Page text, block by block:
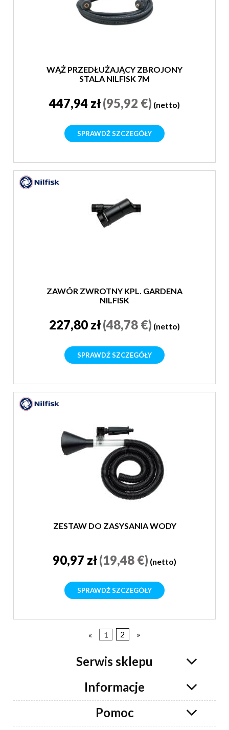
WĄŻ PRZEDŁUŻAJĄCY ZBROJONY
STALĄ NILFISK 7M
447,94 zł(95,92 €) (netto)
SPRAWDŹ SZCZEGÓŁY
ZAWÓR ZWROTNY KPL. GARDENA
NILFISK
227,80 zł(48,78 €) (netto)
SPRAWDŹ SZCZEGÓŁY
ZESTAW DO ZASYSANIA WODY
90,97 zł(19,48 €) (netto)
SPRAWDŹ SZCZEGÓŁY
« 1 2 »
Serwis sklepu
Informacje
Pomoc